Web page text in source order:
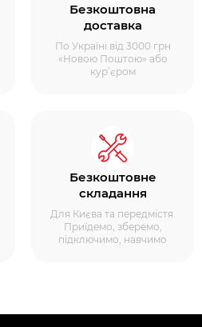
Безкоштовна
доставка
По Україні від 3000 грн
«Новою Поштою» або
кур’єром
Безкоштовне
складання
Для Києва та передмістя.
Приїдемо, зберемо,
підключимо, навчимо